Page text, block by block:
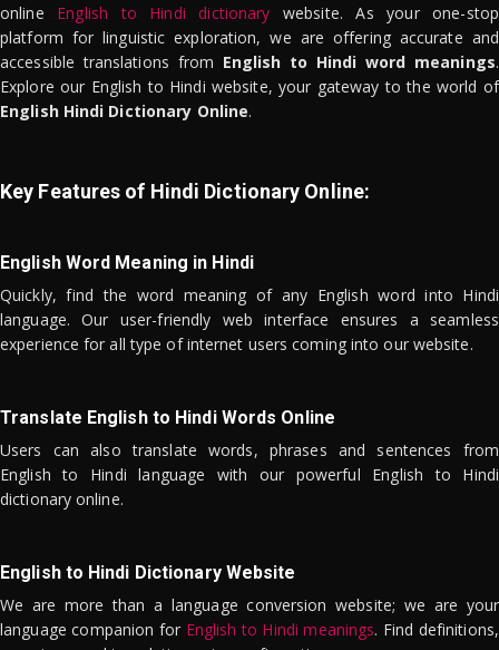
online English to Hindi dictionary website. As your one-stop
platform for linguistic exploration, we are offering accurate and
accessible translations from English to Hindi word meanings.
Explore our English to Hindi website, your gateway to the world of
English Hindi Dictionary Online.
Key Features of Hindi Dictionary Online:
English Word Meaning in Hindi
Quickly, find the word meaning of any English word into Hindi
language. Our user-friendly web interface ensures a seamless
experience for all type of internet users coming into our website.
Translate English to Hindi Words Online
Users can also translate words, phrases and sentences from
English to Hindi language with our powerful English to Hindi
dictionary online.
English to Hindi Dictionary Website
We are more than a language conversion website; we are your
language companion for English to Hindi meanings. Find definitions,